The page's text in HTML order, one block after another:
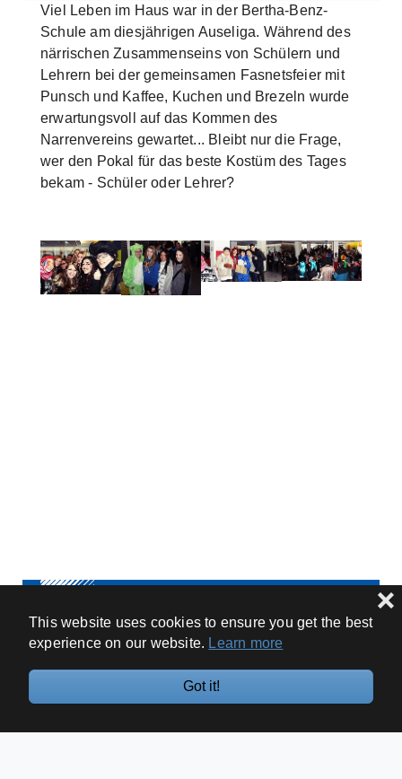
Skip to main content
Viel Leben im Haus war in der Bertha-Benz-
Schule am diesjährigen Auseliga. Während des
närrischen Zusammenseins von Schülern und
Lehrern bei der gemeinsamen Fasnetsfeier mit
Punsch und Kaffee, Kuchen und Brezeln wurde
erwartungsvoll auf das Kommen des
Narrenvereins gewartet... Bleibt nur die Frage,
wer den Pokal für das beste Kostüm des Tages
bekam - Schüler oder Lehrer?
Show larger versionShow larger versionShow larger version
Show larger
Bertha Benz Schule Sigmaringen
Nollhofstr. 1
This website uses cookies to ensure you get the best
experience on our website. Learn more
Got it!
❌